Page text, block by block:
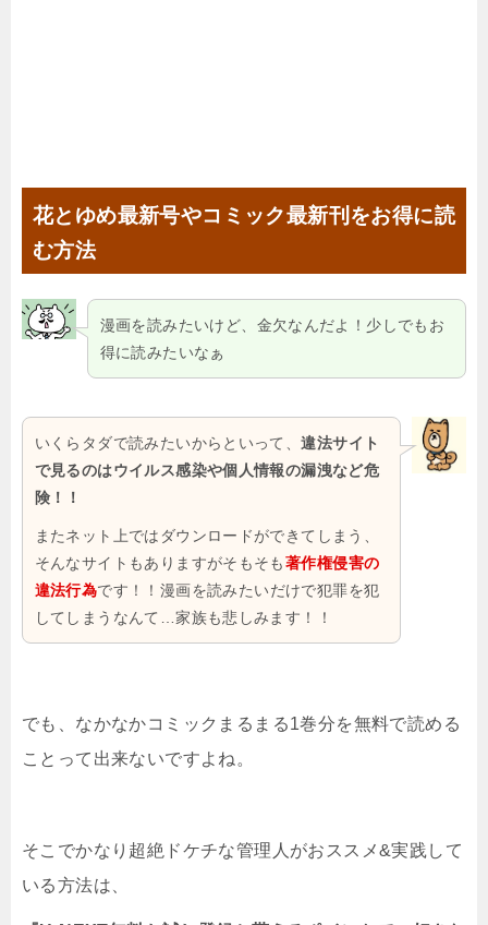
花とゆめ最新号やコミック最新刊をお得に読
む方法
漫画を読みたいけど、金欠なんだよ！少しでもお
得に読みたいなぁ
いくらタダで読みたいからといって、違法サイト
で見るのはウイルス感染や個人情報の漏洩など危
険！！
またネット上ではダウンロードができてしまう、
そんなサイトもありますがそもそも著作権侵害の
違法行為です！！漫画を読みたいだけで犯罪を犯
してしまうなんて…家族も悲しみます！！
でも、なかなかコミックまるまる1巻分を無料で読める
ことって出来ないですよね。
そこでかなり超絶ドケチな管理人がおススメ&実践して
いる方法は、